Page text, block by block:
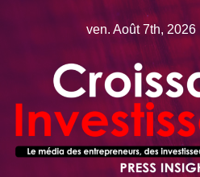
ven. Août 7th, 2026